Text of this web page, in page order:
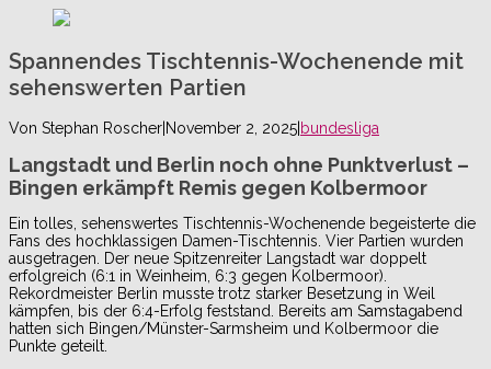
Spannendes Tischtennis-Wochenende mit
sehenswerten Partien
Von Stephan Roscher|November 2, 2025|bundesliga
Langstadt und Berlin noch ohne Punktverlust –
Bingen erkämpft Remis gegen Kolbermoor
Ein tolles, sehenswertes Tischtennis-Wochenende begeisterte die
Fans des hochklassigen Damen-Tischtennis. Vier Partien wurden
ausgetragen. Der neue Spitzenreiter Langstadt war doppelt
erfolgreich (6:1 in Weinheim, 6:3 gegen Kolbermoor).
Rekordmeister Berlin musste trotz starker Besetzung in Weil
kämpfen, bis der 6:4-Erfolg feststand. Bereits am Samstagabend
hatten sich Bingen/Münster-Sarmsheim und Kolbermoor die
Punkte geteilt.